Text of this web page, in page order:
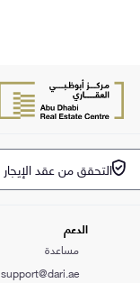
الدعم
مساعدة
support@dari.ae
التحقق من عقد الإيجار